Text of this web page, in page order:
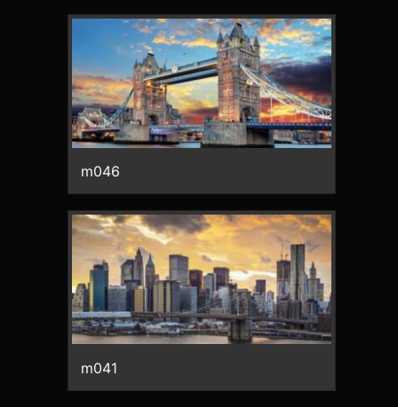
m046
m041